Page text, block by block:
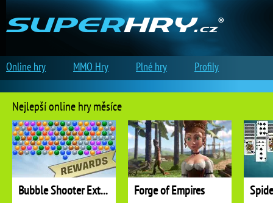
Nejlepší online hry měsíce
Bubble Shooter Extreme Forge of Empires
Online hry MMO Hry Plné hry Profily